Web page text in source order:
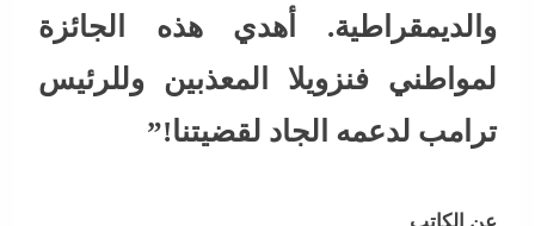
والديمقراطية. أهدي هذه الجائزة
لمواطني فنزويلا المعذبين وللرئيس
ترامب لدعمه الجاد لقضيتنا!”